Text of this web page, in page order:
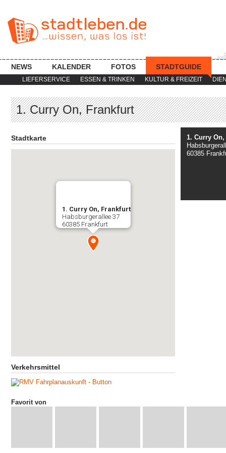
LIEFERSERVICE ESSEN & TRINKEN KULTUR & FREIZEIT
NEWS KALENDER FOTOS STADTGUIDE
1. Curry On, Frankfurt
Stadtkarte
1. Curry On, Frankfurt
Habsburgerallee 37
60385 Frankfurt
Verkehrsmittel
1. Curry
60385
Favorit von